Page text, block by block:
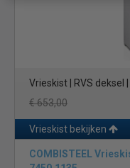
Vrieskist | RVS deksel
€ 653,00
Vrieskist bekijken
COMBISTEEL